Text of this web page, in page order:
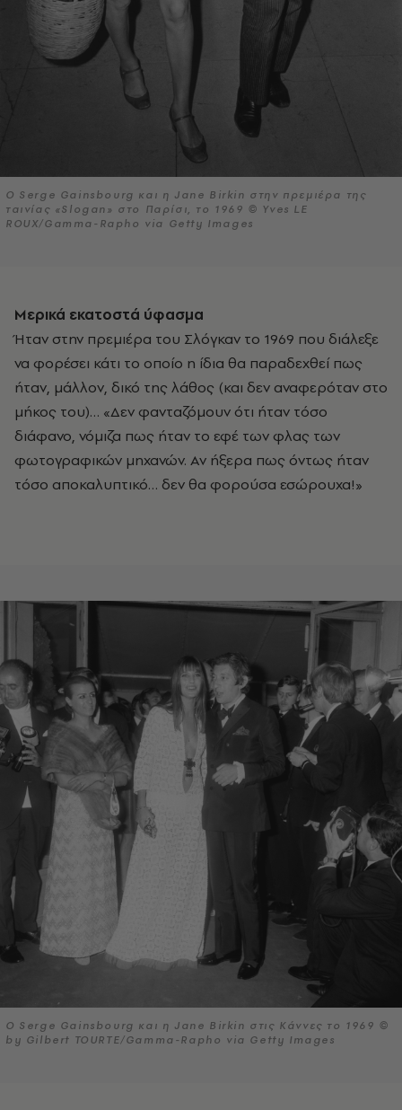
Ο Serge Gainsbourg και η Jane Birkin στην πρεμιέρα της
ταινίας «Slogan» στο Παρίσι, το 1969 © Yves LE
ROUX/Gamma-Rapho via Getty Images
Μερικά εκατοστά ύφασμα
Ήταν στην πρεμιέρα του Σλόγκαν το 1969 που διάλεξε
να φορέσει κάτι το οποίο η ίδια θα παραδεχθεί πως
ήταν, μάλλον, δικό της λάθος (και δεν αναφερόταν στο
μήκος του)… «Δεν φανταζόμουν ότι ήταν τόσο
διάφανο, νόμιζα πως ήταν το εφέ των φλας των
φωτογραφικών μηχανών. Αν ήξερα πως όντως ήταν
τόσο αποκαλυπτικό… δεν θα φορούσα εσώρουχα!»
Ο Serge Gainsbourg και η Jane Birkin στις Κάννες το 1969 ©
by Gilbert TOURTE/Gamma-Rapho via Getty Images